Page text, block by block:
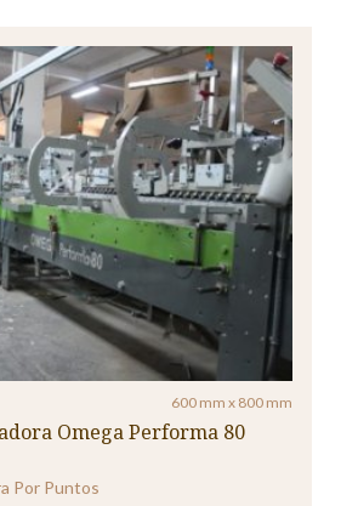
600 mm x 800 mm
Omega Performa 80
Por Puntos